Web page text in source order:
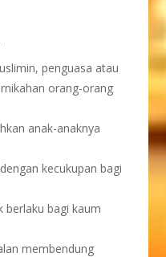
penguasa atau
orang-orang
anak-anaknya
kecukupan bagi
berlaku bagi kaum
membendung